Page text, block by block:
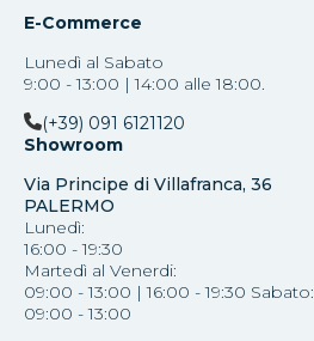
E-Commerce
Lunedì al Sabato
9:00 - 13:00 | 14:00 alle 18:00.
(+39) 091 6121120
Showroom
Via Principe di Villafranca, 36
PALERMO
Lunedì:
16:00 - 19:30
Martedì al Venerdi:
09:00 - 13:00 | 16:00 - 19:30 Sabato:
09:00 - 13:00